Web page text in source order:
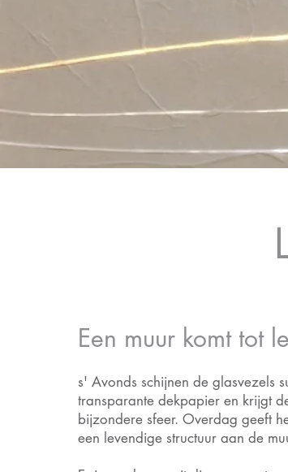
Een muur komt tot
s' Avonds schijnen de glasvezels
transparante dekpapier en krijgt
bijzondere sfeer. Overdag geeft
een levendige structuur aan de